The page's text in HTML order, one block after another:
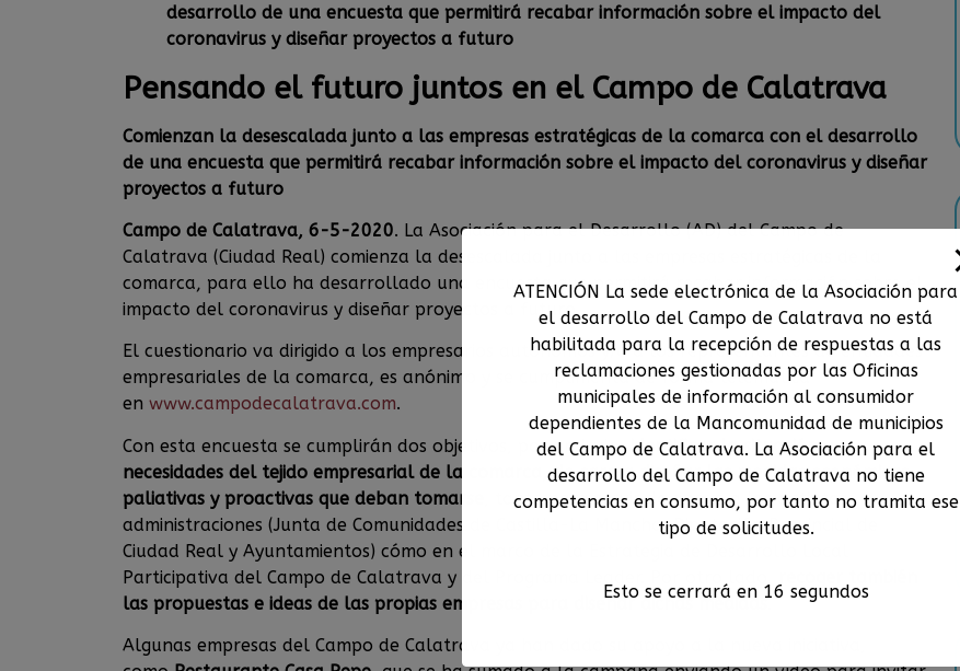
desarrollo de una encuesta que permitirá recabar información sobre el impacto del
coronavirus y diseñar proyectos a futuro
Pensando el futuro juntos en el Campo de Calatrava
Comienzan la desescalada junto a las empresas estratégicas de la comarca con el desarrollo
de una encuesta que permitirá recabar información sobre el impacto del coronavirus y diseñar
proyectos a futuro
Campo de Calatrava, 6-5-2020. La Asociación para el Desarrollo (AD) del Campo de
Calatrava (Ciudad Real) comienza la desescalada junto a las empresas estratégicas de la
comarca, para ello ha desarrollado una encuesta que permitirá recabar información sobre el
impacto del coronavirus y diseñar proyectos a futuro.
El cuestionario va dirigido a los empresarios autónomos y/o a los representantes de entidades
empresariales de la comarca, es anónimo y se cumplimenta de forma telemática
en www.campodecalatrava.com.
Con esta encuesta se cumplirán dos objetivos, por un lado, identificar la situación y
necesidades del tejido empresarial de la comarca, de cara a diseñar las medidas económicas
paliativas y proactivas que deban tomarse
, tanto para servir de apoyo a las distintas
administraciones (Junta de Comunidades de Castilla-La Mancha, Diputación Provincial de
Ciudad Real y Ayuntamientos) cómo en el marco de la Estrategia de Desarrollo Local
Participativa del Campo de Calatrava y del Programa Leader. Por otro lado,
las propuestas e ideas de las propias empresas para diseñar dichas medidas.
Algunas empresas del Campo de Calatrava ya han dado su apoyo a la nueva iniciativa,
ATENCIÓN La sede electrónica de la Asociación para
el desarrollo del Campo de Calatrava no está
habilitada para la recepción de respuestas a las
reclamaciones gestionadas por las Oficinas
municipales de información al consumidor
dependientes de la Mancomunidad de municipios
del Campo de Calatrava. La Asociación para el
desarrollo del Campo de Calatrava no tiene
competencias en consumo, por tanto no tramita ese
tipo de solicitudes.
Esto se cerrará en 16 segundos